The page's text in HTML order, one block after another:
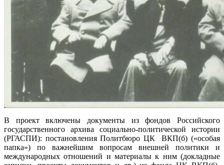
В проект включены документы из фондов Российского
государственного архива социально-политической истории
(РГАСПИ): постановления Политбюро ЦК ВКП(б) («особая
папка») по важнейшим вопросам внешней политики и
международных отношений и материалы к ним (докладные